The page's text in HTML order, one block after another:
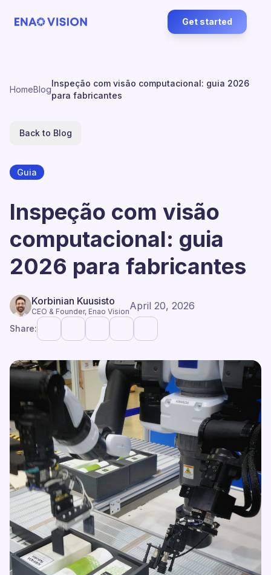
Get started
HomeBlog
Inspeção com visão computacional: guia 2026
para fabricantes
Back to Blog
Guia
Inspeção com visão
computacional: guia
2026 para fabricantes
Korbinian Kuusisto
CEO & Founder, Enao VisionApril 20, 2026
Share: